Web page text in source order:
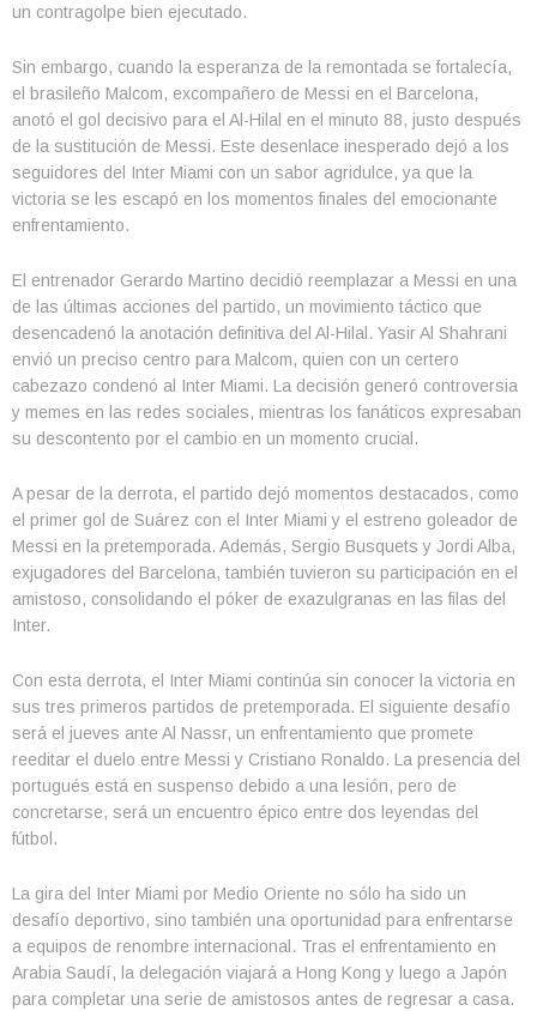
un contragolpe bien ejecutado.
Sin embargo, cuando la esperanza de la remontada se fortalecía,
el brasileño Malcom, excompañero de Messi en el Barcelona,
anotó el gol decisivo para el Al-Hilal en el minuto 88, justo después
de la sustitución de Messi. Este desenlace inesperado dejó a los
seguidores del Inter Miami con un sabor agridulce, ya que la
victoria se les escapó en los momentos finales del emocionante
enfrentamiento.
El entrenador Gerardo Martino decidió reemplazar a Messi en una
de las últimas acciones del partido, un movimiento táctico que
desencadenó la anotación definitiva del Al-Hilal. Yasir Al Shahrani
envió un preciso centro para Malcom, quien con un certero
cabezazo condenó al Inter Miami. La decisión generó controversia
y memes en las redes sociales, mientras los fanáticos expresaban
su descontento por el cambio en un momento crucial.
A pesar de la derrota, el partido dejó momentos destacados, como
el primer gol de Suárez con el Inter Miami y el estreno goleador de
Messi en la pretemporada. Además, Sergio Busquets y Jordi Alba,
exjugadores del Barcelona, también tuvieron su participación en el
amistoso, consolidando el póker de exazulgranas en las filas del
Inter.
Con esta derrota, el Inter Miami continúa sin conocer la victoria en
sus tres primeros partidos de pretemporada. El siguiente desafío
será el jueves ante Al Nassr, un enfrentamiento que promete
reeditar el duelo entre Messi y Cristiano Ronaldo. La presencia del
portugués está en suspenso debido a una lesión, pero de
concretarse, será un encuentro épico entre dos leyendas del
fútbol.
La gira del Inter Miami por Medio Oriente no sólo ha sido un
desafío deportivo, sino también una oportunidad para enfrentarse
a equipos de renombre internacional. Tras el enfrentamiento en
Arabia Saudí, la delegación viajará a Hong Kong y luego a Japón
para completar una serie de amistosos antes de regresar a casa.